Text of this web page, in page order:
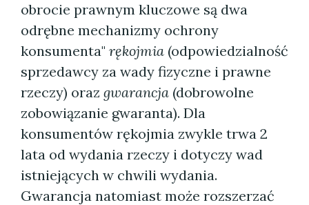
obrocie prawnym kluczowe są dwa
odrębne mechanizmy ochrony
konsumenta" rękojmia (odpowiedzialność
sprzedawcy za wady fizyczne i prawne
rzeczy) oraz gwarancja (dobrowolne
zobowiązanie gwaranta). Dla
konsumentów rękojmia zwykle trwa 2
lata od wydania rzeczy i dotyczy wad
istniejących w chwili wydania.
Gwarancja natomiast może rozszerzać